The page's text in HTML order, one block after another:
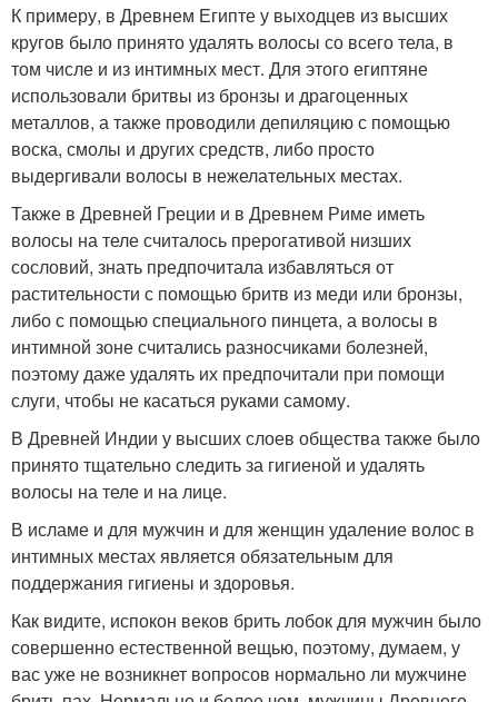
К примеру, в Древнем Египте у выходцев из высших
кругов было принято удалять волосы со всего тела, в
том числе и из интимных мест. Для этого египтяне
использовали бритвы из бронзы и драгоценных
металлов, а также проводили депиляцию с помощью
воска, смолы и других средств, либо просто
выдергивали волосы в нежелательных местах.
Также в Древней Греции и в Древнем Риме иметь
волосы на теле считалось прерогативой низших
сословий, знать предпочитала избавляться от
растительности с помощью бритв из меди или бронзы,
либо с помощью специального пинцета, а волосы в
интимной зоне считались разносчиками болезней,
поэтому даже удалять их предпочитали при помощи
слуги, чтобы не касаться руками самому.
В Древней Индии у высших слоев общества также было
принято тщательно следить за гигиеной и удалять
волосы на теле и на лице.
В исламе и для мужчин и для женщин удаление волос в
интимных местах является обязательным для
поддержания гигиены и здоровья.
Как видите, испокон веков брить лобок для мужчин было
совершенно естественной вещью, поэтому, думаем, у
вас уже не возникнет вопросов нормально ли мужчине